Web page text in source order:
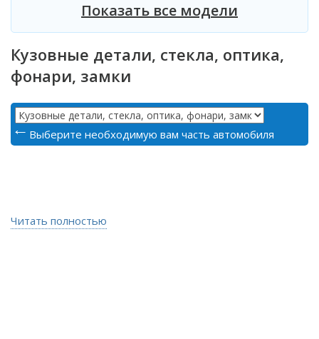
Показать все модели
Кузовные детали, стекла, оптика,
фонари, замки
Выберите необходимую вам часть автомобиля
Читать полностью